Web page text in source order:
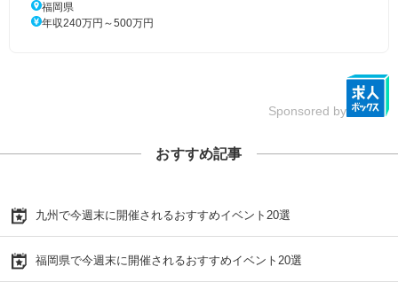
福岡県
年収240万円～500万円
Sponsored by
おすすめ記事
九州で今週末に開催されるおすすめイベント20選
福岡県で今週末に開催されるおすすめイベント20選